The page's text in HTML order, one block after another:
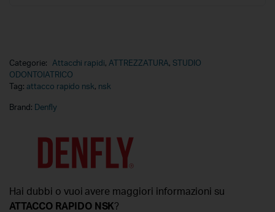
Categorie: Attacchi rapidi,ATTREZZATURA, STUDIO
ODONTOIATRICO
Tag: attacco rapido nsk, nsk
Brand: Denfly
Hai dubbi o vuoi avere maggiori informazioni su
ATTACCO RAPIDO NSK?